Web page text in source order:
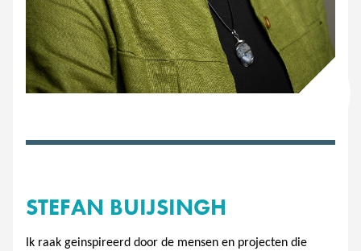
STEFAN BUIJSINGH
Ik raak geinspireerd door de mensen en projecten die